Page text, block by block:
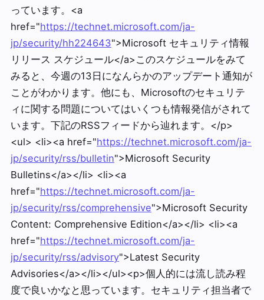
っています。<a
href="https://technet.microsoft.com/ja-
jp/security/hh224643">Microsoft セキュリティ情報
リリース スケジュール</a>このスケジュールをみて
みると、今週の13日になんらかのアップデート通知が
ことがわかります。他にも、Microsoftのセキュリテ
ィに関する問題についてはいくつも情報発信がされて
います。下記のRSSフィードから辿れます。</p>
<ul> <li><a href="https://technet.microsoft.com/ja-
jp/security/rss/bulletin">Microsoft Security
Bulletins</a></li> <li><a
href="https://technet.microsoft.com/ja-
jp/security/rss/comprehensive">Microsoft Security
Content: Comprehensive Edition</a></li> <li><a
href="https://technet.microsoft.com/ja-
jp/security/rss/advisory">Latest Security
Advisories</a></li></ul><p>個人的には流し読み程
度で良いかなと思っています。セキュリティ担当者で